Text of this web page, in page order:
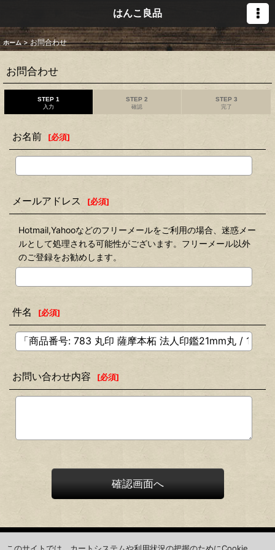
はんこ良品
ホーム > お問合わせ
お問合わせ
STEP 1
入力
STEP 2
確認
STEP 3
完了
お名前 [必須]
メールアドレス [必須]
Hotmail,Yahooなどのフリーメールをご利用の場合、迷惑メー
ルとして処理される可能性がございます。フリーメール以外
のご登録をお勧めします。
件名 [必須]
お問い合わせ内容 [必須]
確認画面へ